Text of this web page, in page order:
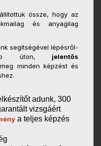
össze, hogy az
és anyagilag
segítségével lépésről-
úton, jelentős
minden képzést és
adunk, 300
vizsgáért
a teljes képzés